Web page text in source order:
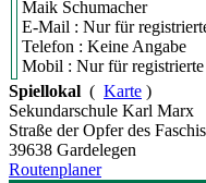
Maik Schumacher
E-Mail : Nur für
Telefon : Keine Angabe
Mobil : Nur für
Spiellokal ( Karte )
Sekundarschule Karl Marx
Straße der Opfer des
39638 Gardelegen
Routenplaner